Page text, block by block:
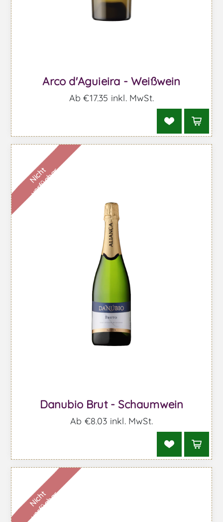
Arco d'Aguieira - Weißwein
Ab €17,35 inkl. MwSt.
N
i
c
h
t
v
e
r
f
ü
g
b
a
r
Danubio Brut - Schaumwein
Ab €8,03 inkl. MwSt.
N
i
c
h
t
v
e
r
f
ü
g
b
a
r